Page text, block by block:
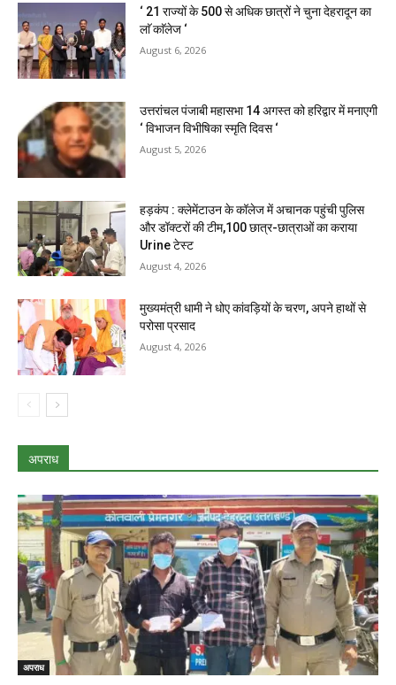
‘ 21 राज्यों के 500 से अधिक छात्रों ने चुना देहरादून का
लाॅ काॅलेज ‘
August 6, 2026
उत्तरांचल पंजाबी महासभा 14 अगस्त को हरिद्वार में मनाएगी
‘ विभाजन विभीषिका स्मृति दिवस ‘
August 5, 2026
हड़कंप : क्लेमेंटाउन के कॉलेज में अचानक पहुंची पुलिस
और डॉक्टरों की टीम,100 छात्र-छात्राओं का कराया
Urine टेस्ट
August 4, 2026
मुख्यमंत्री धामी ने धोए कांवड़ियों के चरण, अपने हाथों से
परोसा प्रसाद
August 4, 2026
अपराध
अपराध